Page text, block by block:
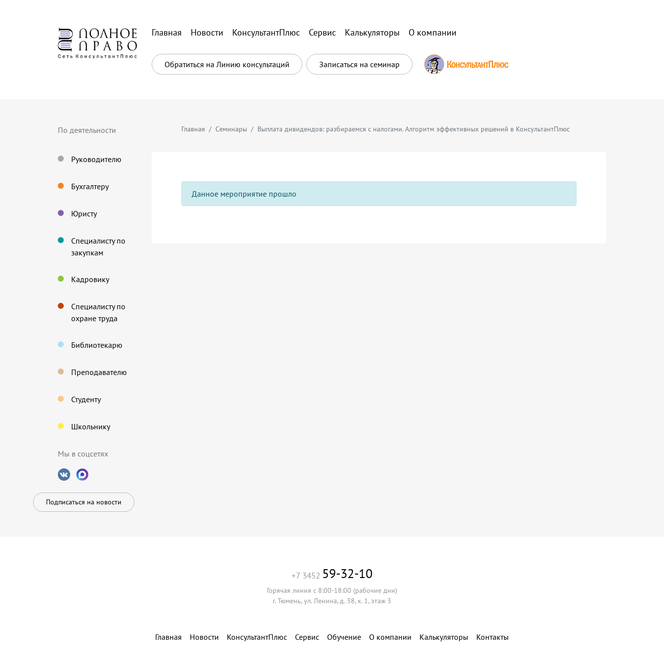
Главная Новости КонсультантПлюс Сервис Калькуляторы О компании
Обратиться на Линию консультаций Записаться на семинар
По деятельности
Руководителю
Бухгалтеру
Юристу
Специалисту по
закупкам
Кадровику
Специалисту по
охране труда
Библиотекарю
Преподавателю
Студенту
Школьнику
Мы в соцсетях
Подписаться на новости
Главная Семинары Выплата дивидендов: разбираемся с налогами. Алгоритм эффективных решений в КонсультантПлюс
Данное мероприятие прошло
+7 3452 59-32-10
Горячая линия с 8:00-18:00 (рабочие дни)
г. Тюмень, ул. Ленина, д. 38, к. 1, этаж 3
Главная Новости КонсультантПлюс Сервис Обучение О компании Калькуляторы Контакты